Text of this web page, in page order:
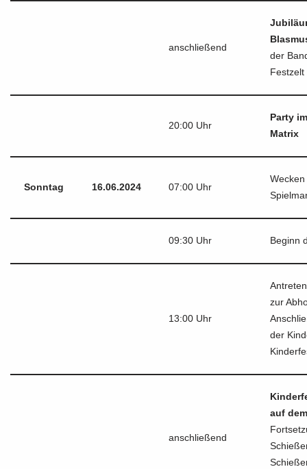
anschließend
der
Festzelt
20:00 Uhr
Party
Matrix
Sonntag 16.06.2024 07:00 Uhr
09:30 Uhr Beginn
13:00 Uhr
zur
der
anschließend
auf